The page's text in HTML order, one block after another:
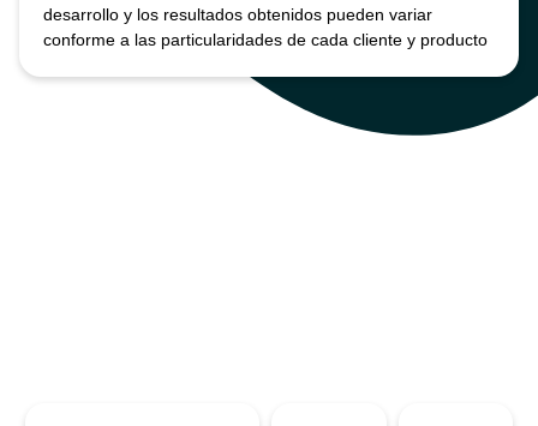
desarrollo y los resultados obtenidos pueden variar
conforme a las particularidades de cada cliente y producto